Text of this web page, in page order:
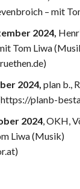
– mit
2024,
Tom Liwa
)
2024, plan b.,
https://planb-
2024, OKH,
Liwa (Musik)
)